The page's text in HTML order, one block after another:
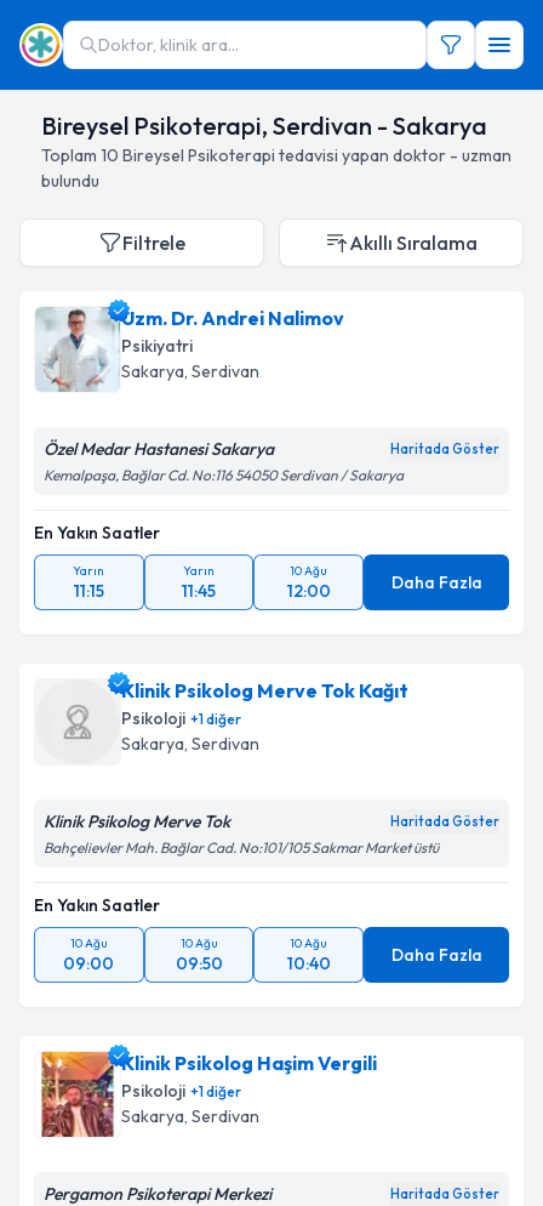
Doktor, klinik ara...
Bireysel Psikoterapi, Serdivan - Sakarya
Toplam 10 Bireysel Psikoterapi tedavisi yapan doktor - uzman
bulundu
Filtrele Akıllı Sıralama
Uzm. Dr. Andrei Nalimov
Psikiyatri
Sakarya, Serdivan
Özel Medar Hastanesi Sakarya Haritada Göster
Kemalpaşa, Bağlar Cd. No:116 54050 Serdivan / Sakarya
En Yakın Saatler
Yarın
11:15
Yarın
11:45
10 Ağu
12:00 Daha Fazla
Klinik Psikolog Merve Tok Kağıt
Psikoloji +1diğer
Sakarya, Serdivan
Klinik Psikolog Merve Tok Haritada Göster
Bahçelievler Mah. Bağlar Cad. No:101/105 Sakmar Market üstü
En Yakın Saatler
10 Ağu
09:00
10 Ağu
09:50
10 Ağu
10:40 Daha Fazla
Klinik Psikolog Haşim Vergili
Psikoloji +1diğer
Sakarya, Serdivan
Pergamon Psikoterapi Merkezi Haritada Göster